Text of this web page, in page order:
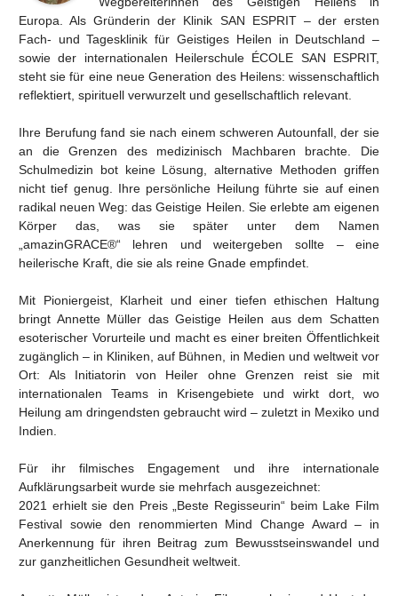
Europa. Als Gründerin der Klinik SAN ESPRIT – der ersten
Fach- und Tagesklinik für Geistiges Heilen in Deutschland –
sowie der internationalen Heilerschule ÉCOLE SAN ESPRIT,
steht sie für eine neue Generation des Heilens: wissenschaftlich
reflektiert, spirituell verwurzelt und gesellschaftlich relevant.
Ihre Berufung fand sie nach einem schweren Autounfall, der sie
an die Grenzen des medizinisch Machbaren brachte. Die
Schulmedizin bot keine Lösung, alternative Methoden griffen
nicht tief genug. Ihre persönliche Heilung führte sie auf einen
radikal neuen Weg: das Geistige Heilen. Sie erlebte am eigenen
Körper das, was sie später unter dem Namen
„amazinGRACE®“ lehren und weitergeben sollte – eine
heilerische Kraft, die sie als reine Gnade empfindet.
Mit Pioniergeist, Klarheit und einer tiefen ethischen Haltung
bringt Annette Müller das Geistige Heilen aus dem Schatten
esoterischer Vorurteile und macht es einer breiten Öffentlichkeit
zugänglich – in Kliniken, auf Bühnen, in Medien und weltweit vor
Ort: Als Initiatorin von Heiler ohne Grenzen reist sie mit
internationalen Teams in Krisengebiete und wirkt dort, wo
Heilung am dringendsten gebraucht wird – zuletzt in Mexiko und
Indien.
Für ihr filmisches Engagement und ihre internationale
Aufklärungsarbeit wurde sie mehrfach ausgezeichnet:
2021 erhielt sie den Preis „Beste Regisseurin“ beim Lake Film
Festival sowie den renommierten Mind Change Award – in
Anerkennung für ihren Beitrag zum Bewusstseinswandel und
zur ganzheitlichen Gesundheit weltweit.